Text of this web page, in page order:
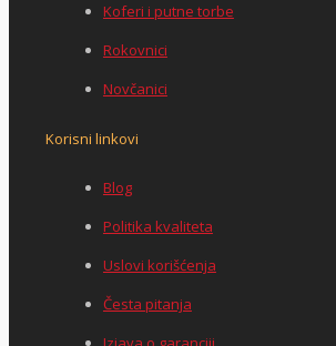
Koferi i putne torbe
Rokovnici
Novčanici
Korisni linkovi
Blog
Politika kvaliteta
Uslovi korišćenja
Česta pitanja